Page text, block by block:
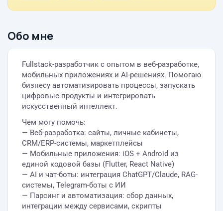
Обо мне
Fullstack-разработчик с опытом в веб-разработке,
мобильных приложениях и AI-решениях. Помогаю
бизнесу автоматизировать процессы, запускать
цифровые продукты и интегрировать
искусственный интеллект.
Чем могу помочь:
— Веб-разработка: сайты, личные кабинеты,
CRM/ERP-системы, маркетплейсы
— Мобильные приложения: iOS + Android из
единой кодовой базы (Flutter, React Native)
— AI и чат-боты: интеграция ChatGPT/Claude, RAG-
системы, Telegram-боты с ИИ
— Парсинг и автоматизация: сбор данных,
интеграции между сервисами, скрипты